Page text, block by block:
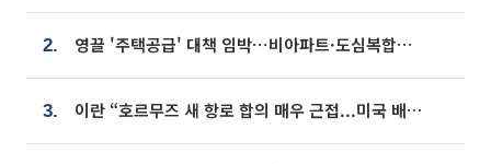
2. 영끌 '주택공급' 대책 임박⋯비아파트·도심복합까지 총동원
3. 이란 “호르무즈 새 항로 합의 매우 근접...미국 배상 먼저”